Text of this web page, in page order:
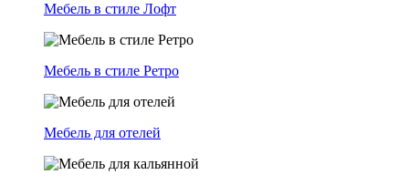
Мебель в стиле Лофт
Мебель в стиле Ретро
Мебель для отелей